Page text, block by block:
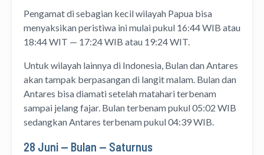
Pengamat di sebagian kecil wilayah Papua bisa
menyaksikan peristiwa ini mulai pukul 16:44 WIB atau
18:44 WIT — 17:24 WIB atau 19:24 WIT.
Untuk wilayah lainnya di Indonesia, Bulan dan Antares
akan tampak berpasangan di langit malam. Bulan dan
Antares bisa diamati setelah matahari terbenam
sampai jelang fajar. Bulan terbenam pukul 05:02 WIB
sedangkan Antares terbenam pukul 04:39 WIB.
28 Juni — Bulan — Saturnus